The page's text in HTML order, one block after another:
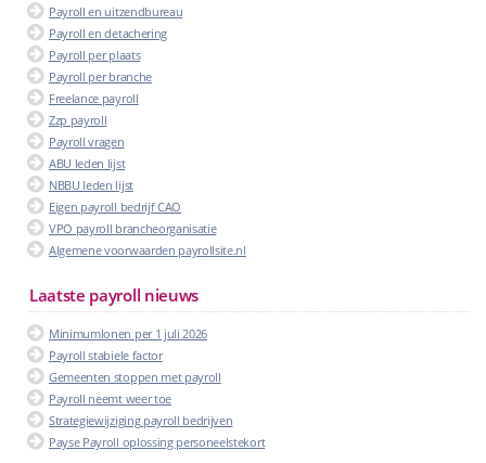
Payroll en uitzendbureau
Payroll en detachering
Payroll per plaats
Payroll per branche
Freelance payroll
Zzp payroll
Payroll vragen
ABU leden lijst
NBBU leden lijst
Eigen payroll bedrijf CAO
VPO payroll brancheorganisatie
Algemene voorwaarden payrollsite.nl
Laatste payroll nieuws
Minimumlonen per 1 juli 2026
Payroll stabiele factor
Gemeenten stoppen met payroll
Payroll neemt weer toe
Strategiewijziging payroll bedrijven
Payse Payroll oplossing personeelstekort